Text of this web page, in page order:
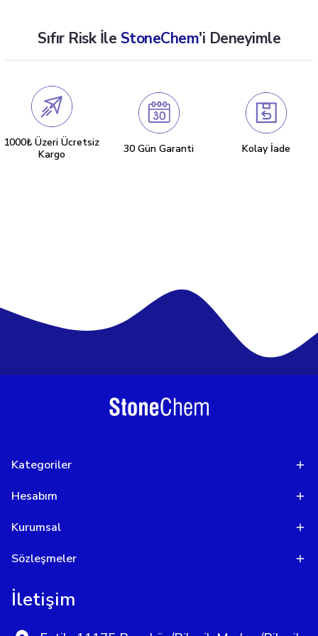
şirketimize teslim edilir.
Sıfır Risk İle StoneChem'i Deneyimle
1000₺ Üzeri Ücretsiz
Kargo
30 Gün Garanti Kolay İade
Kategoriler
Hesabım
Kurumsal
Sözleşmeler
İletişim